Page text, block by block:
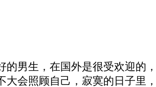
的男生，在国外是很受欢迎的
大会照顾自己，寂寞的日子里